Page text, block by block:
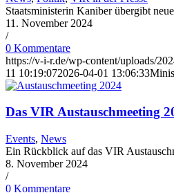
Staatsministerin Kaniber übergibt
11. November 2024
/
0 Kommentare
https://v-i-r.de/wp-content/uploads/
11 10:19:072026-04-01 13:06:33
Das VIR Austauschmeeting
Events, News
Ein Rückblick auf das VIR
8. November 2024
/
0 Kommentare